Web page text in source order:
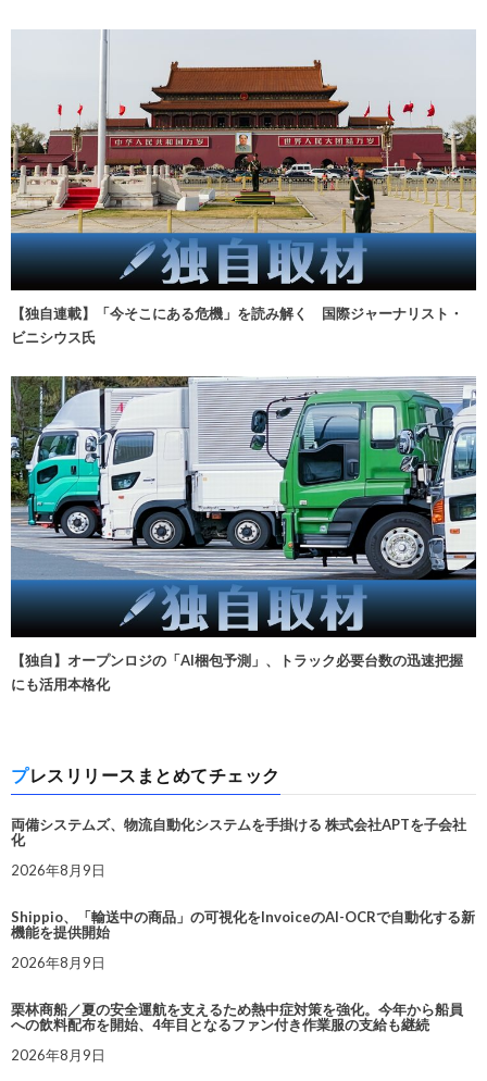
【独自連載】「今そこにある危機」を読み解く 国際ジャーナリスト・
ビニシウス氏
【独自】オープンロジの「AI梱包予測」、トラック必要台数の迅速把握
にも活用本格化
プレスリリースまとめてチェック
両備システムズ、物流自動化システムを手掛ける 株式会社APTを子会社
化
2026年8月9日
Shippio、「輸送中の商品」の可視化をInvoiceのAI-OCRで自動化する新
機能を提供開始
2026年8月9日
栗林商船／夏の安全運航を支えるため熱中症対策を強化。今年から船員
への飲料配布を開始、4年目となるファン付き作業服の支給も継続
2026年8月9日